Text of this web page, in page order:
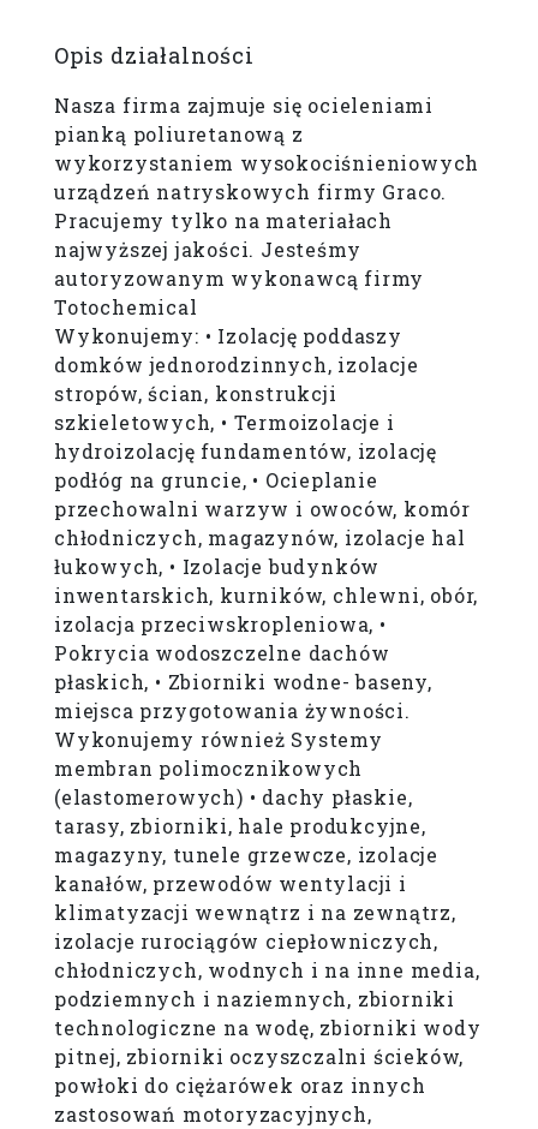
Opis działalności
Nasza firma zajmuje się ocieleniami
pianką poliuretanową z
wykorzystaniem wysokociśnieniowych
urządzeń natryskowych firmy Graco.
Pracujemy tylko na materiałach
najwyższej jakości. Jesteśmy
autoryzowanym wykonawcą firmy
Totochemical
Wykonujemy: • Izolację poddaszy
domków jednorodzinnych, izolacje
stropów, ścian, konstrukcji
szkieletowych, • Termoizolacje i
hydroizolację fundamentów, izolację
podłóg na gruncie, • Ocieplanie
przechowalni warzyw i owoców, komór
chłodniczych, magazynów, izolacje hal
łukowych, • Izolacje budynków
inwentarskich, kurników, chlewni, obór,
izolacja przeciwskropleniowa, •
Pokrycia wodoszczelne dachów
płaskich, • Zbiorniki wodne- baseny,
miejsca przygotowania żywności.
Wykonujemy również Systemy
membran polimocznikowych
(elastomerowych) • dachy płaskie,
tarasy, zbiorniki, hale produkcyjne,
magazyny, tunele grzewcze, izolacje
kanałów, przewodów wentylacji i
klimatyzacji wewnątrz i na zewnątrz,
izolacje rurociągów ciepłowniczych,
chłodniczych, wodnych i na inne media,
podziemnych i naziemnych, zbiorniki
technologiczne na wodę, zbiorniki wody
pitnej, zbiorniki oczyszczalni ścieków,
powłoki do ciężarówek oraz innych
zastosowań motoryzacyjnych,